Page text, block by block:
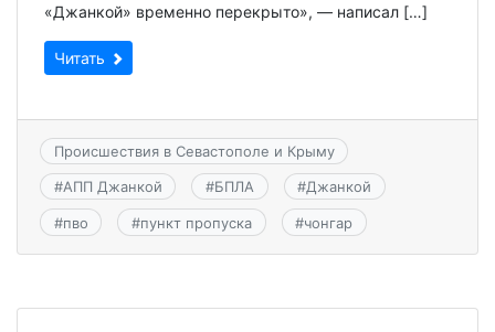
«Джанкой» временно перекрыто», — написал […]
Читать
Происшествия в Севастополе и Крыму
#АПП Джанкой #БПЛА #Джанкой
#пво #пункт пропуска #чонгар